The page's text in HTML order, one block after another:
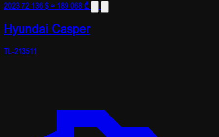
202372 136 $≈ 189 068 ₾
Hyundai Casper
TL-213511